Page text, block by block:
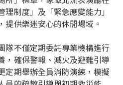
理制度」及「緊急應變能力」
提供樂迷安心的休閒場域。
隊不僅定期委託專業機構進行
，確保警報、滅火及避難引導
定期舉辦全員消防演練，模擬